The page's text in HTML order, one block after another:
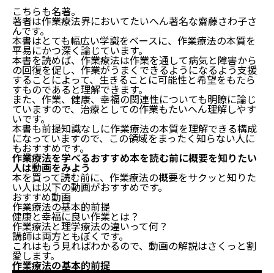
こちらも名著。
著者は作業療法界においてたいへん著名な齋藤さわ子さ
んです。
本書はとても幅広い学識をベースに、作業療法の本質を
平易にかつ深く論じています。
本書を読めば、作業療法は作業を通して病気と障害から
の回復を促し、作業がうまくできるようになるよう支援
することによって、生きることに可能性と希望をもたら
すものであると理解できます。
また、作業、健康、幸福の関連性についても明瞭に論じ
ていますので、治療としての作業もたいへん理解しやす
いです。
本書も前提知識なしに作業療法の本質を理解できる構成
になっていますので、この領域をまったく知らない人に
もおすすめです。
作業療法を学べるおすすめ本を読む前に概要を知りたい
人は動画をみよう
本を買って読む前に、作業療法の概要をサクッと知りた
い人は以下の動画がおすすめです。
おすすめ動画
作業療法の基本的前提
健康と幸福に良い作業とは？
作業療法と理学療法の違いって何？
講師は両方ともぼくです。
これはもう見ればわかるので、動画の解説はさくっと割
愛します。
作業療法の基本的前提